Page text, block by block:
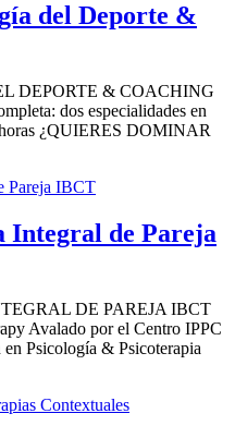
del Deporte &
DEPORTE & COACHING
dos especialidades en
¿QUIERES DOMINAR
Integral de Pareja
DE PAREJA IBCT
Avalado por el Centro IPPC
Psicología & Psicoterapia